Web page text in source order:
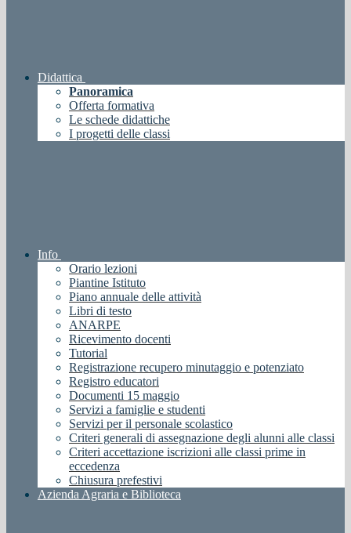
Didattica
Panoramica
Offerta formativa
Le schede didattiche
I progetti delle classi
Info
Orario lezioni
Piantine Istituto
Piano annuale delle attività
Libri di testo
ANARPE
Ricevimento docenti
Tutorial
Registrazione recupero minutaggio e potenziato
Registro educatori
Documenti 15 maggio
Servizi a famiglie e studenti
Servizi per il personale scolastico
Criteri generali di assegnazione degli alunni alle classi
Criteri accettazione iscrizioni alle classi prime in
eccedenza
Chiusura prefestivi
Azienda Agraria e Biblioteca